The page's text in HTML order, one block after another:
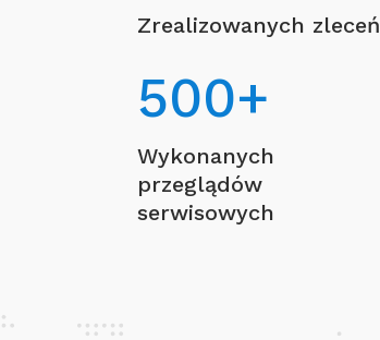
Zrealizowanych zleceń
500+
Wykonanych
przeglądów
serwisowych